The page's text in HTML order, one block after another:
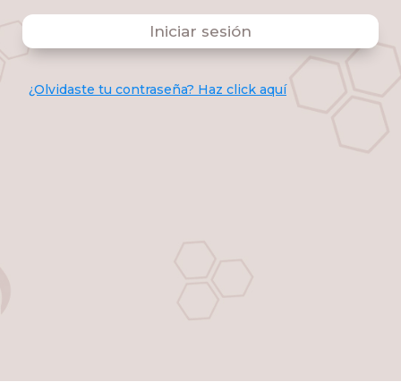
Iniciar sesión
¿Olvidaste tu contraseña? Haz click aquí